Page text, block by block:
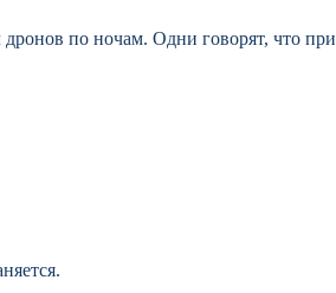
по ночам. Одни говорят, что